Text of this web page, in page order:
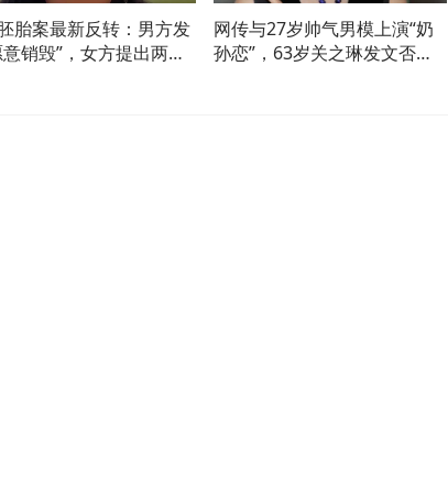
胎案最新反转：男方发
销毁”，女方提出两点
网传与27岁帅气男模上演“奶
孙恋”，63岁关之琳发文否认